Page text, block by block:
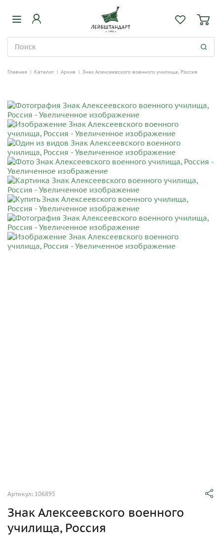
Главная | Каталог | Архив | Знак Алексеевского военного училища, Россия
Артикул: 106895
Знак Алексеевского военного
училища, Россия